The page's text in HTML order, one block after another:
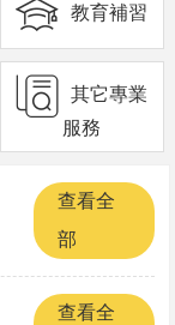
教育補習
其它專業
服務
查看全
部
查看全